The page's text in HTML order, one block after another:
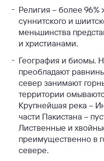
Религия – более
суннитского и
меньшинства
и христианами.
География и биомы.
преобладают
север занимают
территории
Крупнейшая река –
части Пакистана –
Лиственные и
преимущественно в
севере.